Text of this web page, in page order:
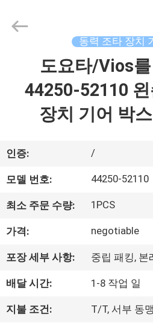
품
회
사
공
assembly.com.
Reserved.
동력 조타 장치
도요타/Vios를
44250-52110
장치 기어 박
인증: /
모델 번호: 44250-52110
최소 주문 수량: 1PCS
가격: negotiable
포장 세부 사항: 중립 패킹, 본
배달 시간: 1-8 작업 일
지불 조건: T/T, 서부 동